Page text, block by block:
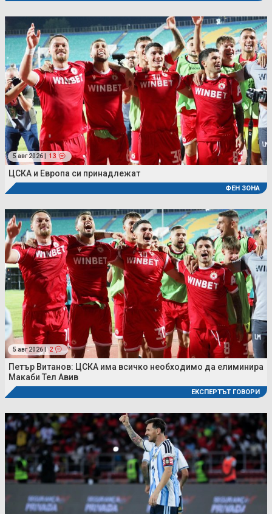
5 авг 2026 | 13
ЦСКА и Европа си принадлежат
ФЕН ЗОНА
5 авг 2026 | 2
Петър Витанов: ЦСКА има всичко необходимо да елиминира
Макаби Тел Авив
ЕКСПЕРТЪТ ГОВОРИ